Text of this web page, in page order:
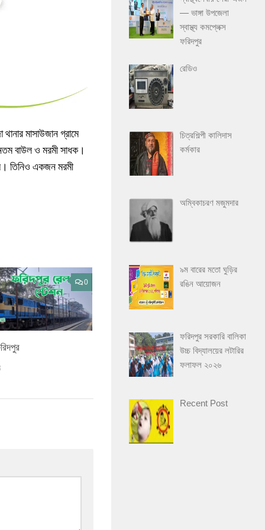
মাসাউজান গ্রামে
বাউল ও মরমী সাধক।
তিনিও একজন মরমী
0
— ভাঙ্গা উপজেলা
স্বাস্থ্য কমপ্লেক্স
ফরিদপুর
রেডিও
চিত্রশিল্পী কালিদাস
কর্মকার
অম্বিকাচরণ মজুমদার
৯ম বারের মতো ঘুড়ির
রঙিন আয়োজন
ফরিদপুর সরকারি বালিকা
উচ্চ বিদ্যালয়ের লটারির
ফলাফল ২০২৬
Recent Post